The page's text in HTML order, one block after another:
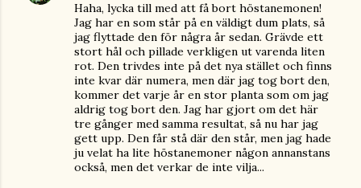
Haha, lycka till med att få bort höstanemonen!
Jag har en som står på en väldigt dum plats, så
jag flyttade den för några år sedan. Grävde ett
stort hål och pillade verkligen ut varenda liten
rot. Den trivdes inte på det nya stället och finns
inte kvar där numera, men där jag tog bort den,
kommer det varje år en stor planta som om jag
aldrig tog bort den. Jag har gjort om det här
tre gånger med samma resultat, så nu har jag
gett upp. Den får stå där den står, men jag hade
ju velat ha lite höstanemoner någon annanstans
också, men det verkar de inte vilja...